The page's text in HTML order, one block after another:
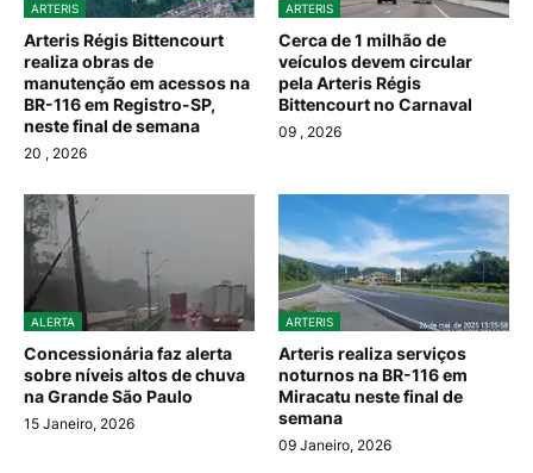
ARTERIS
Arteris Régis Bittencourt
realiza obras de
manutenção em acessos na
BR-116 em Registro-SP,
neste final de semana
20 , 2026
ARTERIS
Cerca de 1 milhão de
veículos devem circular
pela Arteris Régis
Bittencourt no Carnaval
09 , 2026
ALERTA
Concessionária faz alerta
sobre níveis altos de chuva
na Grande São Paulo
15 Janeiro, 2026
ARTERIS
Arteris realiza serviços
noturnos na BR-116 em
Miracatu neste final de
semana
09 Janeiro, 2026